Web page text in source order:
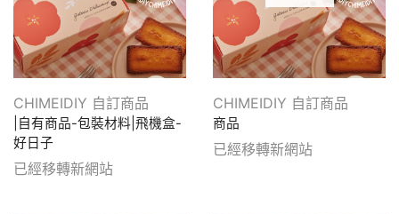
CHIMEIDIY 自訂商品
|自有商品-包裝材料|飛機盒-
好日子
已經移轉新網站
CHIMEIDIY 自訂商品
商品
已經移轉新網站